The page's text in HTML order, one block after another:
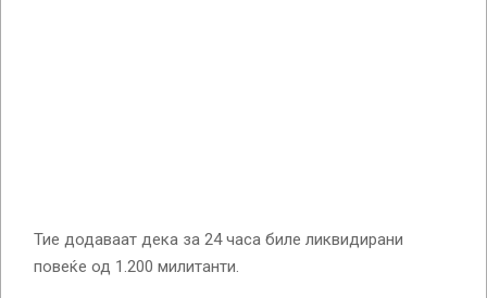
Тие додаваат дека за 24 часа биле ликвидирани
повеќе од 1.200 милитанти.